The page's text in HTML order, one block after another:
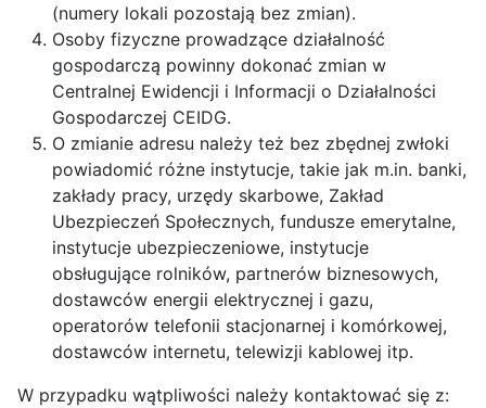
(numery lokali pozostają bez zmian).
Osoby fizyczne prowadzące działalność
gospodarczą powinny dokonać zmian w
Centralnej Ewidencji i Informacji o Działalności
Gospodarczej CEIDG.
O zmianie adresu należy też bez zbędnej zwłoki
powiadomić różne instytucje, takie jak m.in. banki,
zakłady pracy, urzędy skarbowe, Zakład
Ubezpieczeń Społecznych, fundusze emerytalne,
instytucje ubezpieczeniowe, instytucje
obsługujące rolników, partnerów biznesowych,
dostawców energii elektrycznej i gazu,
operatorów telefonii stacjonarnej i komórkowej,
dostawców internetu, telewizji kablowej itp.
W przypadku wątpliwości należy kontaktować się z: